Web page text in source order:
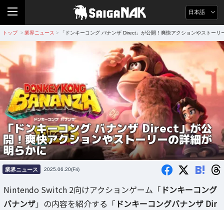
日本語
トップ > 業界ニュース > 「ドンキーコング バナンザ Direct」が公開！爽快アクションやストーリ
「ドンキーコング バナンザ Direct」が公
開！爽快アクションやストーリーの詳細が
明らかに
業界ニュース 2025.06.20(Fri) B!
Nintendo Switch 2向けアクションゲーム「 ドンキーコング
バナンザ」の内容を紹介する「 ドンキーコングバナンザ Dir